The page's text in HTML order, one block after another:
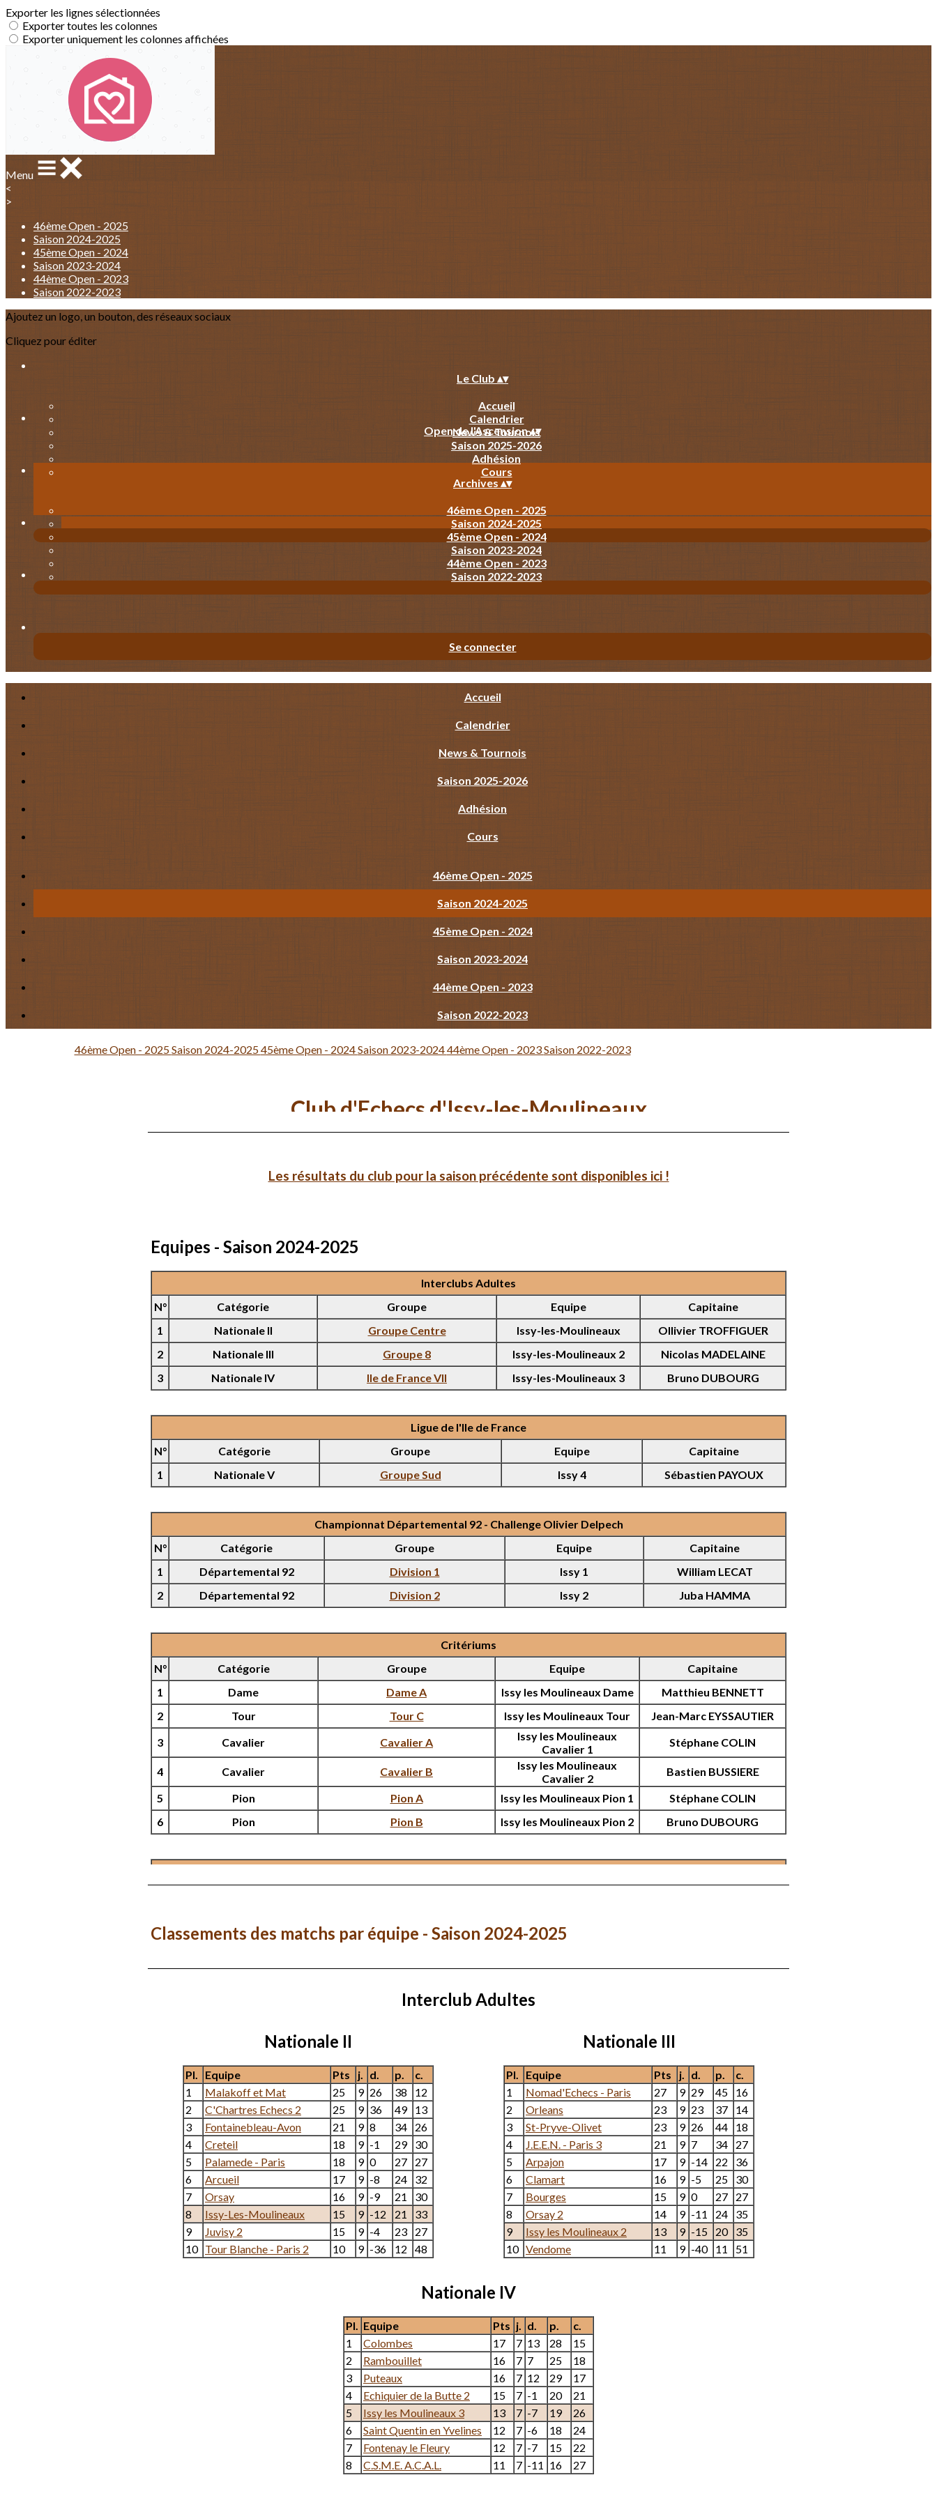
Exporter les lignes sélectionnées
Exporter toutes les colonnes
Exporter uniquement les colonnes affichées
Menu
<
>
46ème Open - 2025
Saison 2024-2025
45ème Open - 2024
Saison 2023-2024
44ème Open - 2023
Saison 2022-2023
Ajoutez un logo, un bouton, des réseaux sociaux
Cliquez pour éditer
Le Club ▴▾
Accueil
Calendrier
News & Tournois
Saison 2025-2026
Adhésion
Cours
Open de l'Ascension▴▾
Archives ▴▾
46ème Open - 2025
Saison 2024-2025
45ème Open - 2024
Saison 2023-2024
44ème Open - 2023
Saison 2022-2023
Se connecter
Accueil
Calendrier
News & Tournois
Saison 2025-2026
Adhésion
Cours
46ème Open - 2025
Saison 2024-2025
45ème Open - 2024
Saison 2023-2024
44ème Open - 2023
Saison 2022-2023
46ème Open - 2025Saison 2024-202545ème Open - 2024Saison 2023-202444ème Open - 2023Saison 2022-2023
Club d'Echecs d'Issy-les-Moulineaux
Les résultats du club pour la saison précédente sont disponibles ici !
Equipes - Saison 2024-2025
Interclubs Adultes
N°
Catégorie Groupe Equipe
Capitaine
1
Nationale II Groupe Centre Issy-les-Moulineaux
Ollivier TROFFIGUER
2
Nationale III Groupe 8 Issy-les-Moulineaux 2
Nicolas MADELAINE
3
Nationale IV Ile de France VII Issy-les-Moulineaux 3 Bruno DUBOURG
Ligue de l'Ile de France
N°
Catégorie Groupe Equipe
Capitaine
1
Nationale V Groupe Sud Issy 4 Sébastien PAYOUX
Championnat Départemental 92 - Challenge Olivier Delpech
N°
Catégorie Groupe Equipe
Capitaine
1
Départemental 92 Division 1 Issy 1
William LECAT
2
Départemental 92 Division 2 Issy 2 Juba HAMMA
Critériums
N°
Catégorie Groupe Equipe
Capitaine
1
Dame Dame A Issy les Moulineaux Dame
Matthieu BENNETT
2
Tour Tour C Issy les Moulineaux Tour
Jean-Marc EYSSAUTIER
3
Cavalier Cavalier A
Issy les Moulineaux
Cavalier 1
Stéphane COLIN
4 Cavalier Cavalier B
Issy les Moulineaux
Cavalier 2
Bastien BUSSIERE
5
Pion Pion A Issy les Moulineaux Pion 1
Stéphane COLIN
6
Pion Pion B Issy les Moulineaux Pion 2 Bruno DUBOURG
départementale
Classements des matchs par équipe - Saison 2024-2025
Interclub Adultes
Nationale II
Pl. Equipe Pts j. d. p.
c.
1
Malakoff et Mat 25 9 26 38
12
2
C'Chartres Echecs 2 25 9 36 49
13
3
Fontainebleau-Avon 21 9 8 34
26
4
Creteil 18 9 -1 29
30
5
Palamede - Paris 18 9 0 27
27
6
Arcueil 17 9 -8 24
32
7
Orsay 16 9 -9 21
30
8
Issy-Les-Moulineaux 15 9 -12 21
33
9
Juvisy 2 15 9 -4 23
27
10 Tour Blanche - Paris 2 10 9 -36 12 48
Nationale III
Pl. Equipe Pts j. d. p.
c.
1
Nomad'Echecs - Paris 27 9 29 45
16
2
Orleans 23 9 23 37
14
3
St-Pryve-Olivet 23 9 26 44
18
4
J.E.E.N. - Paris 3 21 9 7 34
27
5
Arpajon 17 9 -14 22
36
6
Clamart 16 9 -5 25
30
7
Bourges 15 9 0 27
27
8
Orsay 2 14 9 -11 24
35
9
Issy les Moulineaux 2 13 9 -15 20
35
10 Vendome 11 9 -40 11 51
Nationale IV
Pl. Equipe Pts j. d. p.
c.
1
Colombes 17 7 13 28
15
2
Rambouillet 16 7 7 25
18
3
Puteaux 16 7 12 29
17
4
Echiquier de la Butte 2 15 7 -1 20
21
5
Issy les Moulineaux 3 13 7 -7 19
26
6
Saint Quentin en Yvelines 12 7 -6 18
24
7
Fontenay le Fleury 12 7 -7 15
22
8
C.S.M.E. A.C.A.L. 11 7 -11 16 27